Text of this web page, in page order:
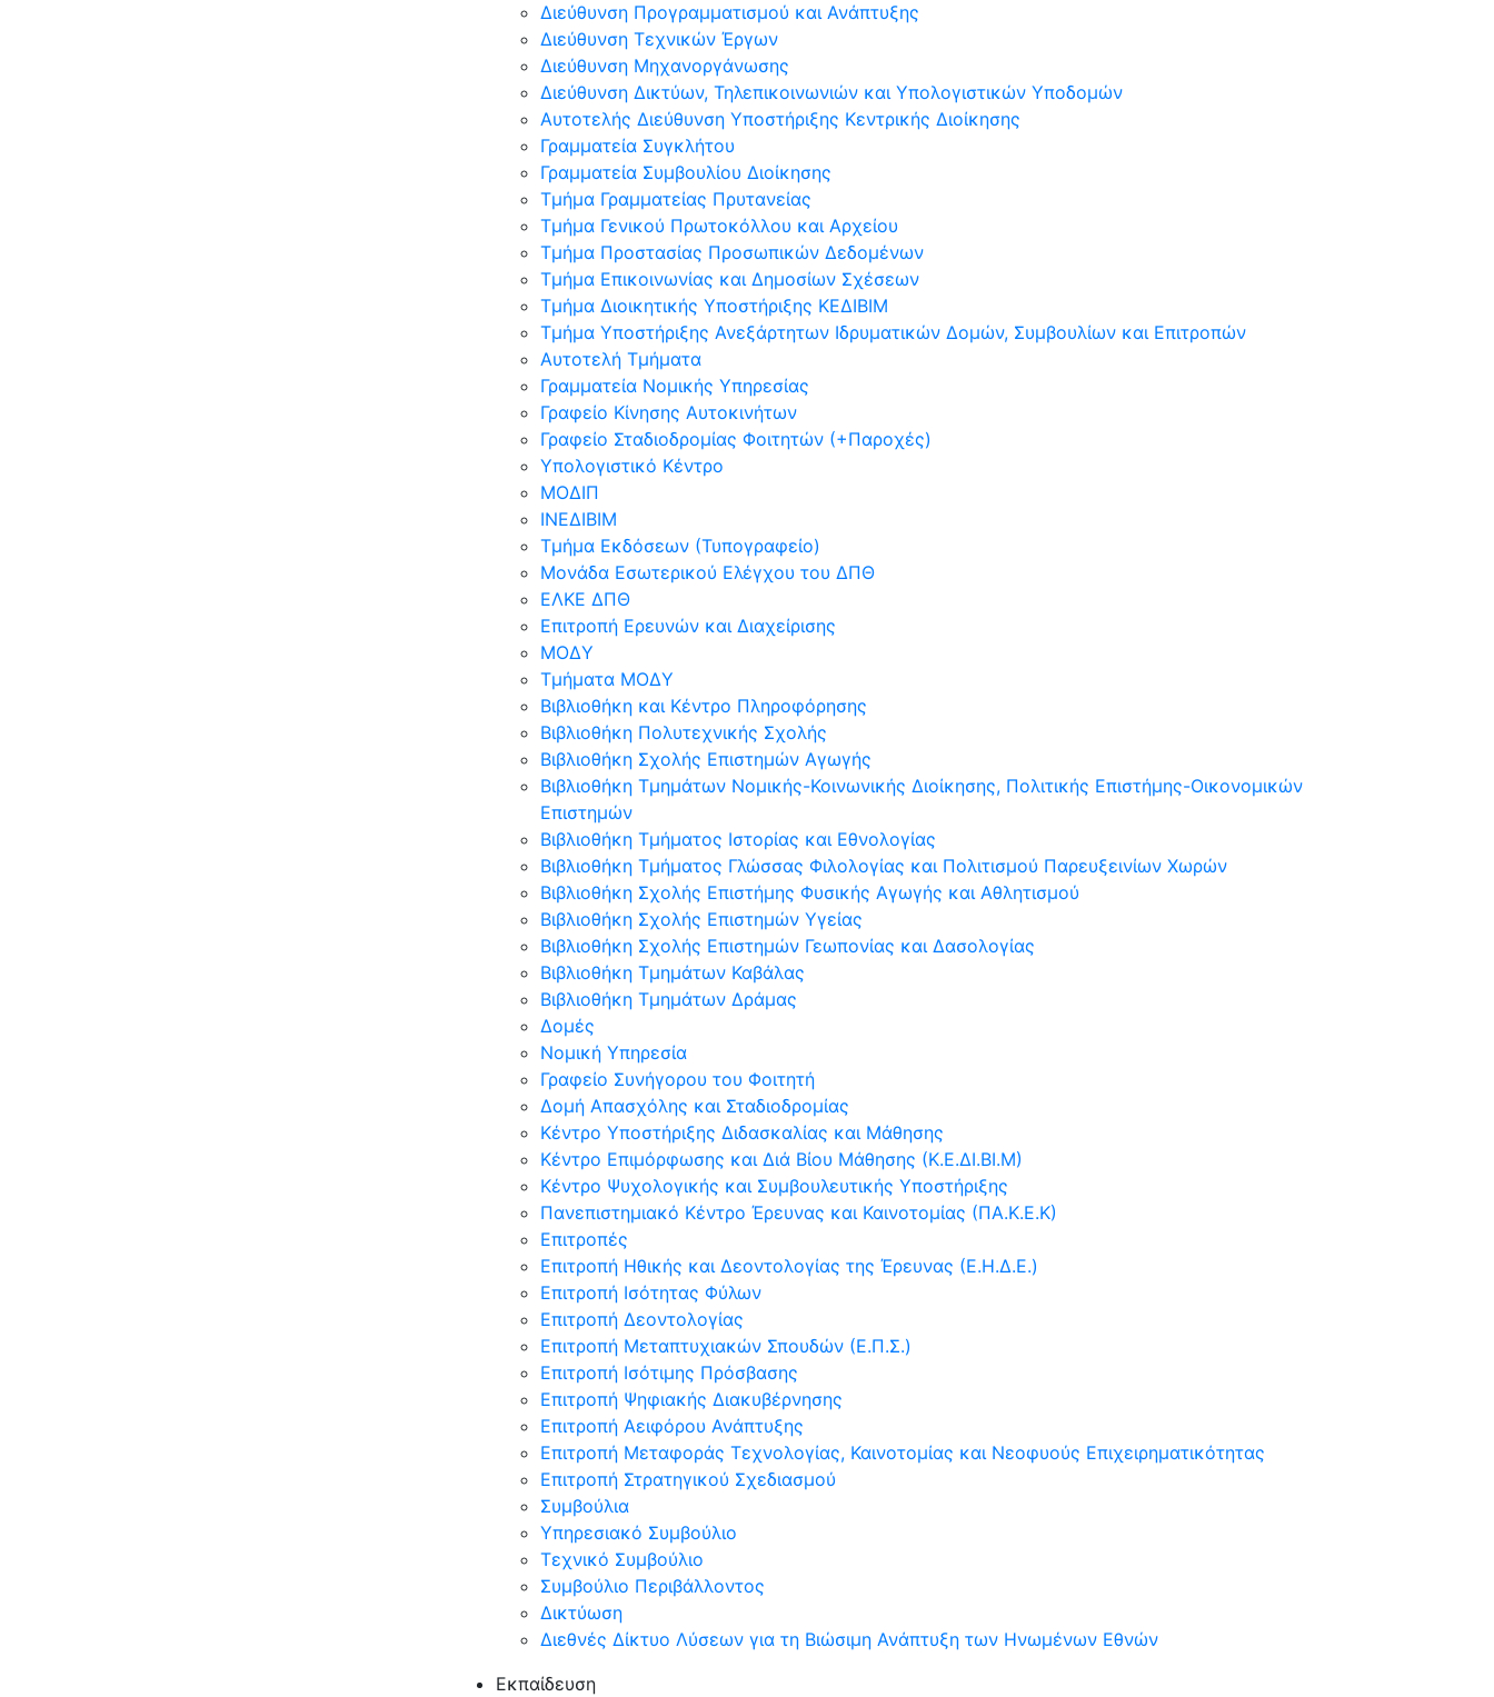
Διεύθυνση Προγραμματισμού και Ανάπτυξης
Διεύθυνση Τεχνικών Έργων
Διεύθυνση Μηχανοργάνωσης
Διεύθυνση Δικτύων, Τηλεπικοινωνιών και Υπολογιστικών Υποδομών
Αυτοτελής Διεύθυνση Υποστήριξης Κεντρικής Διοίκησης
Γραμματεία Συγκλήτου
Γραμματεία Συμβουλίου Διοίκησης
Τμήμα Γραμματείας Πρυτανείας
Τμήμα Γενικού Πρωτοκόλλου και Αρχείου
Τμήμα Προστασίας Προσωπικών Δεδομένων
Τμήμα Επικοινωνίας και Δημοσίων Σχέσεων
Τμήμα Διοικητικής Υποστήριξης ΚΕΔΙΒΙΜ
Τμήμα Υποστήριξης Ανεξάρτητων Ιδρυματικών Δομών, Συμβουλίων και Επιτροπών
Αυτοτελή Τμήματα
Γραμματεία Νομικής Υπηρεσίας
Γραφείο Κίνησης Αυτοκινήτων
Γραφείο Σταδιοδρομίας Φοιτητών (+Παροχές)
Υπολογιστικό Κέντρο
ΜΟΔΙΠ
ΙΝΕΔΙΒΙΜ
Τμήμα Εκδόσεων (Τυπογραφείο)
Μονάδα Εσωτερικού Ελέγχου του ΔΠΘ
ΕΛΚΕ ΔΠΘ
Επιτροπή Ερευνών και Διαχείρισης
ΜΟΔΥ
Τμήματα ΜΟΔΥ
Βιβλιοθήκη και Κέντρο Πληροφόρησης
Βιβλιοθήκη Πολυτεχνικής Σχολής
Βιβλιοθήκη Σχολής Επιστημών Αγωγής
Βιβλιοθήκη Τμημάτων Νομικής-Κοινωνικής Διοίκησης, Πολιτικής Επιστήμης-Οικονομικών
Επιστημών
Βιβλιοθήκη Τμήματος Ιστορίας και Εθνολογίας
Βιβλιοθήκη Τμήματος Γλώσσας Φιλολογίας και Πολιτισμού Παρευξεινίων Χωρών
Βιβλιοθήκη Σχολής Επιστήμης Φυσικής Αγωγής και Αθλητισμού
Βιβλιοθήκη Σχολής Επιστημών Υγείας
Βιβλιοθήκη Σχολής Επιστημών Γεωπονίας και Δασολογίας
Βιβλιοθήκη Τμημάτων Καβάλας
Βιβλιοθήκη Τμημάτων Δράμας
Δομές
Νομική Υπηρεσία
Γραφείο Συνήγορου του Φοιτητή
Δομή Απασχόλης και Σταδιοδρομίας
Κέντρο Υποστήριξης Διδασκαλίας και Μάθησης
Κέντρο Επιμόρφωσης και Διά Βίου Μάθησης (Κ.Ε.ΔΙ.ΒΙ.Μ)
Κέντρο Ψυχολογικής και Συμβουλευτικής Υποστήριξης
Πανεπιστημιακό Κέντρο Έρευνας και Καινοτομίας (ΠΑ.Κ.Ε.Κ)
Επιτροπές
Επιτροπή Ηθικής και Δεοντολογίας της Έρευνας (Ε.Η.Δ.Ε.)
Επιτροπή Ισότητας Φύλων
Επιτροπή Δεοντολογίας
Επιτροπή Μεταπτυχιακών Σπουδών (Ε.Π.Σ.)
Επιτροπή Ισότιμης Πρόσβασης
Επιτροπή Ψηφιακής Διακυβέρνησης
Επιτροπή Αειφόρου Ανάπτυξης
Επιτροπή Μεταφοράς Τεχνολογίας, Καινοτομίας και Νεοφυούς Επιχειρηματικότητας
Επιτροπή Στρατηγικού Σχεδιασμού
Συμβούλια
Υπηρεσιακό Συμβούλιο
Τεχνικό Συμβούλιο
Συμβούλιο Περιβάλλοντος
Δικτύωση
Διεθνές Δίκτυο Λύσεων για τη Βιώσιμη Ανάπτυξη των Ηνωμένων Εθνών
Εκπαίδευση